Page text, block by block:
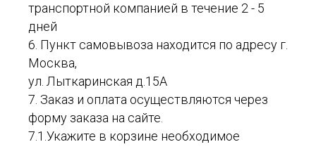
транспортной компанией в течение 2 - 5
дней
6. Пункт самовывоза находится по адресу г.
Москва,
ул. Лыткаринская д.15А
7. Заказ и оплата осуществляются через
форму заказа на сайте.
7.1.Укажите в корзине необходимое